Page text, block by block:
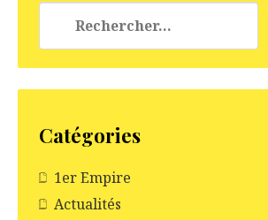
Catégories
1er Empire
Actualités